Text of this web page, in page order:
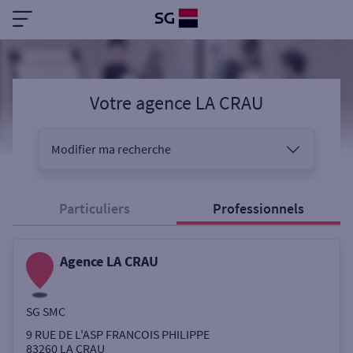
Votre agence LA CRAU
Modifier ma recherche
Sélectionnez votre recherche
Ouverte le samedi
Particuliers Professionnels
Agence LA CRAU
SG SMC
9 RUE DE L'ASP FRANCOIS PHILIPPE
83260 LA CRAU